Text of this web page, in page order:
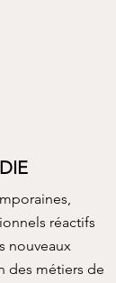
réactifs
nouveaux
des métiers de